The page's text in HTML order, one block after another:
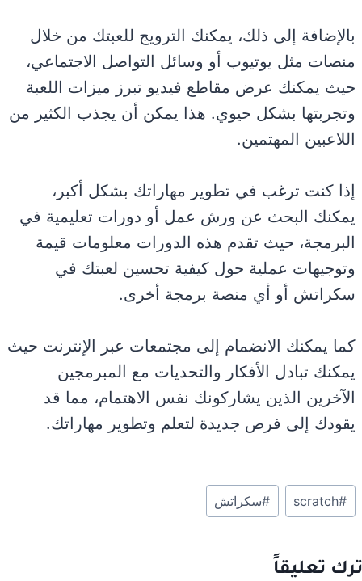
بالإضافة إلى ذلك، يمكنك الترويج للعبتك من خلال
منصات مثل يوتيوب أو وسائل التواصل الاجتماعي،
حيث يمكنك عرض مقاطع فيديو تبرز ميزات اللعبة
وتجربتها بشكل حيوي. هذا يمكن أن يجذب الكثير من
اللاعبين المهتمين.
إذا كنت ترغب في تطوير مهاراتك بشكل أكبر،
يمكنك البحث عن ورش عمل أو دورات تعليمية في
البرمجة، حيث تقدم هذه الدورات معلومات قيمة
وتوجيهات عملية حول كيفية تحسين لعبتك في
سكراتش أو أي منصة برمجة أخرى.
كما يمكنك الانضمام إلى مجتمعات عبر الإنترنت حيث
يمكنك تبادل الأفكار والتحديات مع المبرمجين
الآخرين الذين يشاركونك نفس الاهتمام، مما قد
يقودك إلى فرص جديدة لتعلم وتطوير مهاراتك.
وسوم
المقال:
#
scratch
#سكراتش
تعليقاً